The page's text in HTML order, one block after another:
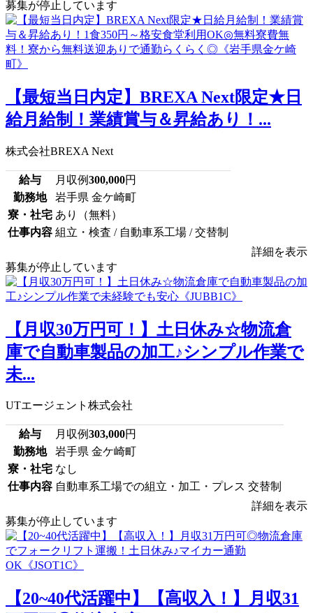
募集が停止しています
【最短当日内定】BREXA Next限定★日
給月給制！業績賞与＆昇給あり！...
株式会社BREXA Next
給与 月収例300,000円
勤務地
岩手県 金ケ崎町
寮・社宅 あり（無料）
仕事内容 組立・検査 / 自動車系工場 / 交替制
詳細を表示
募集が停止しています
【月収30万円可！】土日休み☆物流倉
庫で自動車製品の加工♪シンプル作業で
未...
UTエージェント株式会社
給与 月収例303,000円
勤務地
岩手県 金ケ崎町
寮・社宅 なし
仕事内容 自動車系工場での組立・加工・プレス 交替制
詳細を表示
募集が停止しています
【20~40代活躍中】【高収入！】月収31